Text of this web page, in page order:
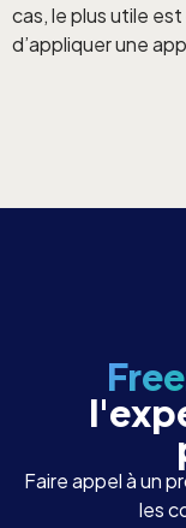
cas, le plus utile
d’appliquer une
Faire appel à un
les